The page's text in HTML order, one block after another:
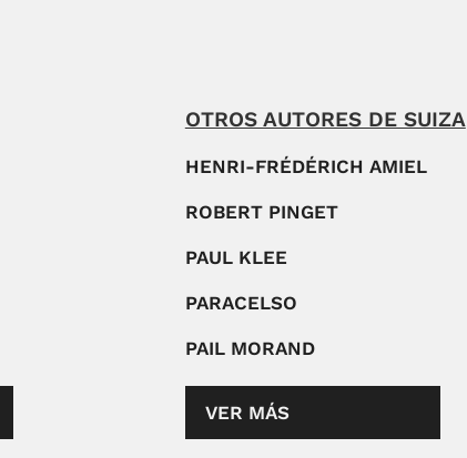
OTROS AUTORES DE SUIZA
HENRI-FRÉDÉRICH AMIEL
ROBERT PINGET
PAUL KLEE
PARACELSO
PAIL MORAND
VER MÁS